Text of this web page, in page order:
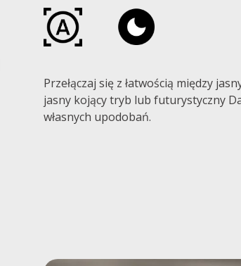
Przełączaj się z łatwością między
jasny kojący tryb lub futurystyczny
własnych upodobań.